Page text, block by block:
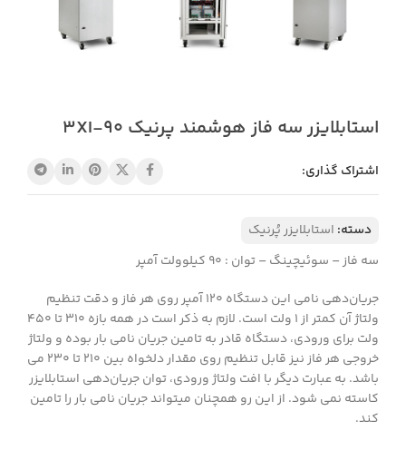
استابلایزر سه فاز هوشمند پرنیک 3XI-90
اشتراک گذاری:
دسته: استابلایزر پُرنیک
سه فاز – سوئیچینگ – توان : 90 کیلوولت آمپر
جریان‌دهی نامی این دستگاه 120 آمپر روی هر فاز و دقت تنظیم
ولتاژ آن کمتر از 1 ولت است. لازم به ذکر است در همه بازه 310 تا 450
ولت برای ورودی، دستگاه قادر به تامین جریان نامی بار بوده و ولتاژ
خروجی هر فاز نیز قابل تنظیم روی مقدار دلخواه بین 210 تا 230 می
باشد. به عبارت دیگر با افت ولتاژ ورودی، توان جریان‌دهی استابلایزر
کاسته نمی شود. از این رو همچنان میتواند جریان نامی بار را تامین
کند.